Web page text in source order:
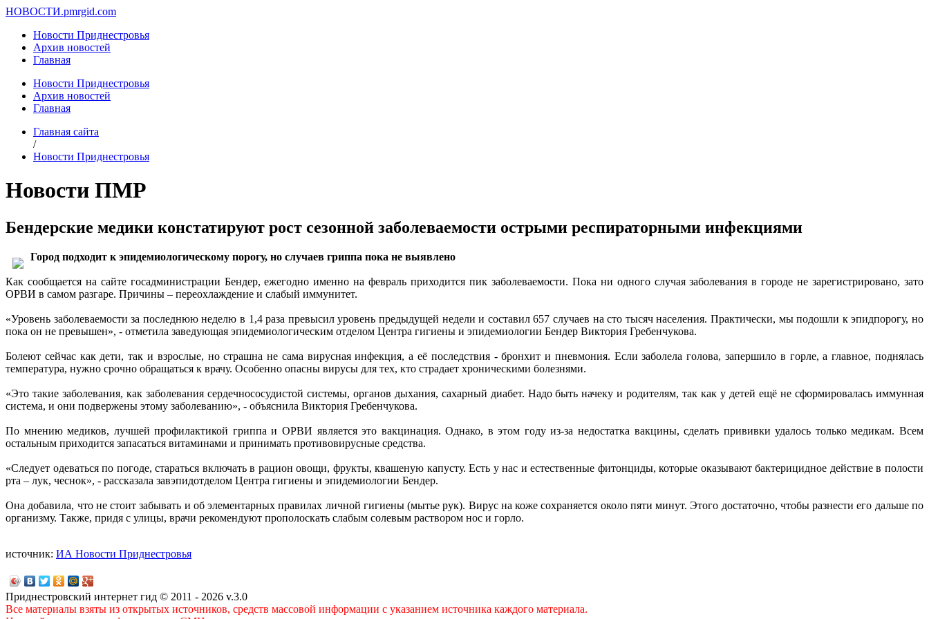
НОВОСТИ.pmrgid.com
Новости Приднестровья
Архив новостей
Главная
Новости Приднестровья
Архив новостей
Главная
Главная сайта
/
Новости Приднестровья
Новости ПМР
Бендерские медики констатируют рост сезонной заболеваемости острыми респираторными инфекциями
Город подходит к эпидемиологическому порогу, но случаев гриппа пока не выявлено
Как сообщается на сайте госадминистрации Бендер, ежегодно именно на февраль приходится пик заболеваемости. Пока ни одного случая заболевания в городе не зарегистрировано, зато
ОРВИ в самом разгаре. Причины – переохлаждение и слабый иммунитет.
«Уровень заболеваемости за последнюю неделю в 1,4 раза превысил уровень предыдущей недели и составил 657 случаев на сто тысяч населения. Практически, мы подошли к эпидпорогу, но
пока он не превышен», - отметила заведующая эпидемиологическим отделом Центра гигиены и эпидемиологии Бендер Виктория Гребенчукова.
Болеют сейчас как дети, так и взрослые, но страшна не сама вирусная инфекция, а её последствия - бронхит и пневмония. Если заболела голова, запершило в горле, а главное, поднялась
температура, нужно срочно обращаться к врачу. Особенно опасны вирусы для тех, кто страдает хроническими болезнями.
«Это такие заболевания, как заболевания сердечнососудистой системы, органов дыхания, сахарный диабет. Надо быть начеку и родителям, так как у детей ещё не сформировалась иммунная
система, и они подвержены этому заболеванию», - объяснила Виктория Гребенчукова.
По мнению медиков, лучшей профилактикой гриппа и ОРВИ является это вакцинация. Однако, в этом году из-за недостатка вакцины, сделать прививки удалось только медикам. Всем
остальным приходится запасаться витаминами и принимать противовирусные средства.
«Следует одеваться по погоде, стараться включать в рацион овощи, фрукты, квашеную капусту. Есть у нас и естественные фитонциды, которые оказывают бактерицидное действие в полости
рта – лук, чеснок», - рассказала завэпидотделом Центра гигиены и эпидемиологии Бендер.
Она добавила, что не стоит забывать и об элементарных правилах личной гигиены (мытье рук). Вирус на коже сохраняется около пяти минут. Этого достаточно, чтобы разнести его дальше по
организму. Также, придя с улицы, врачи рекомендуют прополоскать слабым солевым раствором нос и горло.
источник: ИА Новости Приднестровья
Приднестровский интернет гид © 2011 - 2026 v.3.0
Все материалы взяты из открытых источников, средств массовой информации с указанием источника каждого материала.